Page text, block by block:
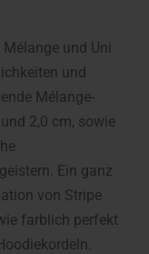
und Uni
und
Mélange-
2,0 cm, sowie
Ein ganz
von Stripe
farblich perfekt